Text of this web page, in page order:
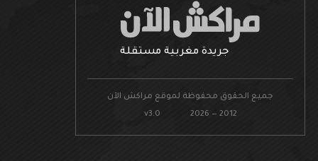
جريدة مغربية مستقلة
جميع الحقوق محفوظة لموقع مراكش الآن
v3.0 2026 — 2012